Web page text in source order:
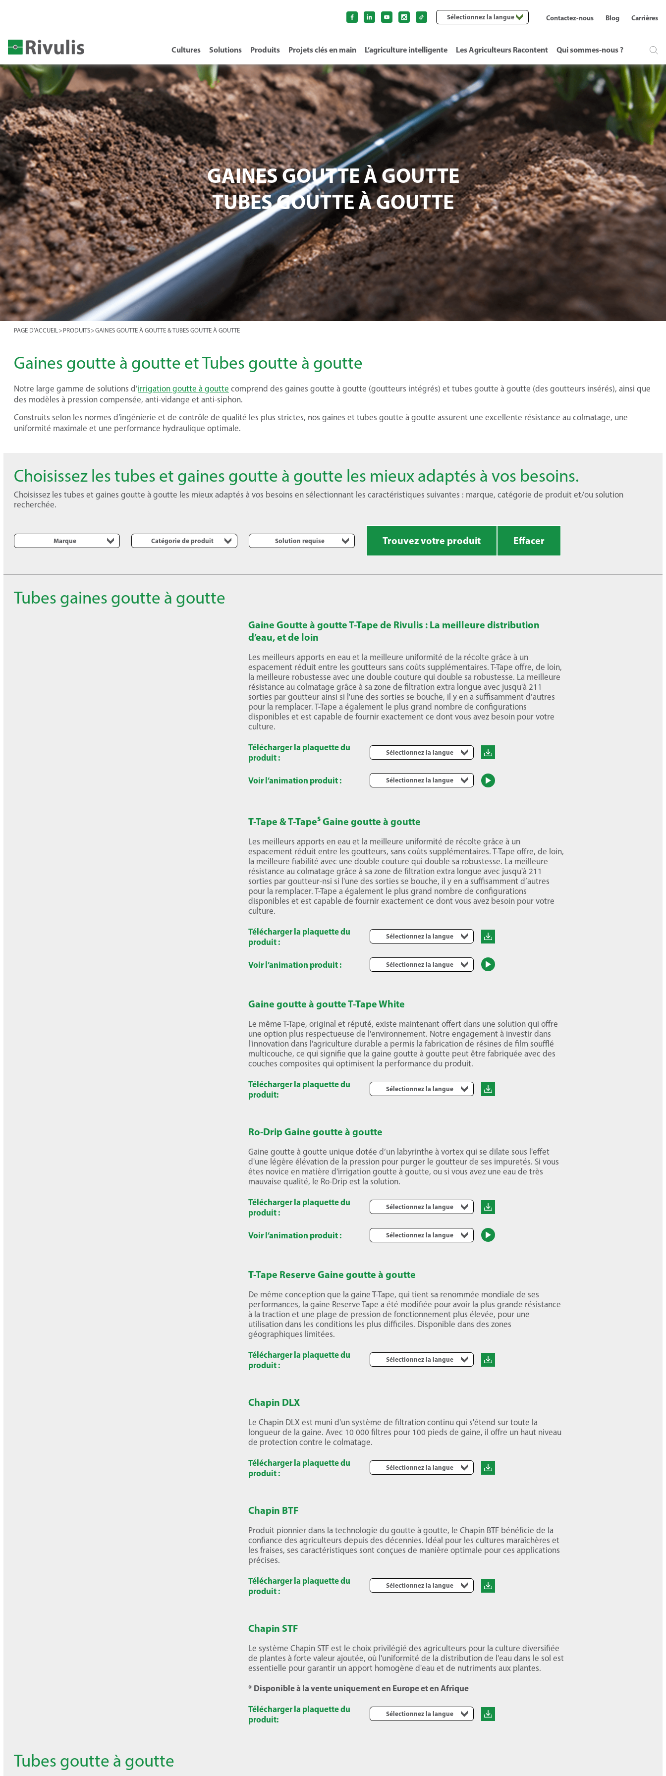
Cultures Solutions Produits Projets clés en main L’agriculture intelligente Les Agriculteurs Racontent Qui sommes-nous ?
Contactez-nous Blog Carrières
Sélectionnez la langue
GAINES GOUTTE À GOUTTE
TUBES GOUTTE À GOUTTE
PAGE D’ACCUEIL> PRODUITS>GAINES GOUTTE À GOUTTE & TUBES GOUTTE À GOUTTE
Gaines goutte à goutte et Tubes goutte à goutte
Notre large gamme de solutions d’irrigation goutte à goutte comprend des gaines goutte à goutte (goutteurs intégrés) et tubes goutte à goutte (des goutteurs insérés), ainsi que
des modèles à pression compensée, anti-vidange et anti-siphon.
Construits selon les normes d’ingénierie et de contrôle de qualité les plus strictes, nos gaines et tubes goutte à goutte assurent une excellente résistance au colmatage, une
uniformité maximale et une performance hydraulique optimale.
Choisissez les tubes et gaines goutte à goutte les mieux adaptés à vos besoins.
Choisissez les tubes et gaines goutte à goutte les mieux adaptés à vos besoins en sélectionnant les caractéristiques suivantes : marque, catégorie de produit et/ou solution
recherchée.
Marque Catégorie de produit Solution requise Trouvez votre produit Effacer
Tubes gaines goutte à goutte
Gaine Goutte à goutte T-Tape de Rivulis : La meilleure distribution
d’eau, et de loin
Les meilleurs apports en eau et la meilleure uniformité de la récolte grâce à un
espacement réduit entre les goutteurs sans coûts supplémentaires. T-Tape offre, de loin,
la meilleure robustesse avec une double couture qui double sa robustesse. La meilleure
résistance au colmatage grâce à sa zone de filtration extra longue avec jusqu'à 211
sorties par goutteur ainsi si l'une des sorties se bouche, il y en a suffisamment d’autres
pour la remplacer. T-Tape a également le plus grand nombre de configurations
disponibles et est capable de fournir exactement ce dont vous avez besoin pour votre
culture.
Télécharger la plaquette du
produit :
Sélectionnez la langue
Voir l’animation produit : Sélectionnez la langue
T-Tape & T-Tapes Gaine goutte à goutte
Les meilleurs apports en eau et la meilleure uniformité de récolte grâce à un
espacement réduit entre les goutteurs, sans coûts supplémentaires. T-Tape offre, de loin,
la meilleure fiabilité avec une double couture qui double sa robustesse. La meilleure
résistance au colmatage grâce à sa zone de filtration extra longue avec jusqu'à 211
sorties par goutteur-nsi si l'une des sorties se bouche, il y en a suffisamment d’autres
pour la remplacer. T-Tape a également le plus grand nombre de configurations
disponibles et est capable de fournir exactement ce dont vous avez besoin pour votre
culture.
Télécharger la plaquette du
produit :
Sélectionnez la langue
Voir l’animation produit : Sélectionnez la langue
Gaine goutte à goutte T-Tape White
Le même T-Tape, original et réputé, existe maintenant offert dans une solution qui offre
une option plus respectueuse de l'environnement. Notre engagement à investir dans
l'innovation dans l'agriculture durable a permis la fabrication de résines de film soufflé
multicouche, ce qui signifie que la gaine goutte à goutte peut être fabriquée avec des
couches composites qui optimisent la performance du produit.
Télécharger la plaquette du
produit:
Sélectionnez la langue
Ro-Drip Gaine goutte à goutte
Gaine goutte à goutte unique dotée d’un labyrinthe à vortex qui se dilate sous l'effet
d'une légère élévation de la pression pour purger le goutteur de ses impuretés. Si vous
êtes novice en matière d'irrigation goutte à goutte, ou si vous avez une eau de très
mauvaise qualité, le Ro-Drip est la solution.
Télécharger la plaquette du
produit :
Sélectionnez la langue
Voir l’animation produit : Sélectionnez la langue
T-Tape Reserve Gaine goutte à goutte
De même conception que la gaine T-Tape, qui tient sa renommée mondiale de ses
performances, la gaine Reserve Tape a été modifiée pour avoir la plus grande résistance
à la traction et une plage de pression de fonctionnement plus élevée, pour une
utilisation dans les conditions les plus difficiles. Disponible dans des zones
géographiques limitées.
Télécharger la plaquette du
produit :
Sélectionnez la langue
Chapin DLX
Le Chapin DLX est muni d'un système de filtration continu qui s'étend sur toute la
longueur de la gaine. Avec 10 000 filtres pour 100 pieds de gaine, il offre un haut niveau
de protection contre le colmatage.
Télécharger la plaquette du
produit :
Sélectionnez la langue
Chapin BTF
Produit pionnier dans la technologie du goutte à goutte, le Chapin BTF bénéficie de la
confiance des agriculteurs depuis des décennies. Idéal pour les cultures maraîchères et
les fraises, ses caractéristiques sont conçues de manière optimale pour ces applications
précises.
Télécharger la plaquette du
produit :
Sélectionnez la langue
Chapin STF
Le système Chapin STF est le choix privilégié des agriculteurs pour la culture diversifiée
de plantes à forte valeur ajoutée, où l'uniformité de la distribution de l'eau dans le sol est
essentielle pour garantir un apport homogène d'eau et de nutriments aux plantes.
* Disponible à la vente uniquement en Europe et en Afrique
Télécharger la plaquette du
produit:
Sélectionnez la langue
Tubes goutte à goutte